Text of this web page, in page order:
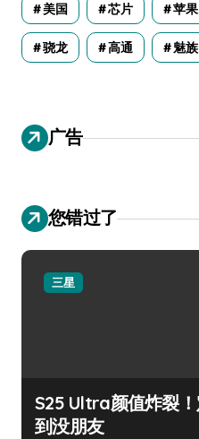
美国 芯片 苹果
骁龙 高通 魅族
广告
您错过了
三星
S25 Ultra颜值炸裂
到没朋友